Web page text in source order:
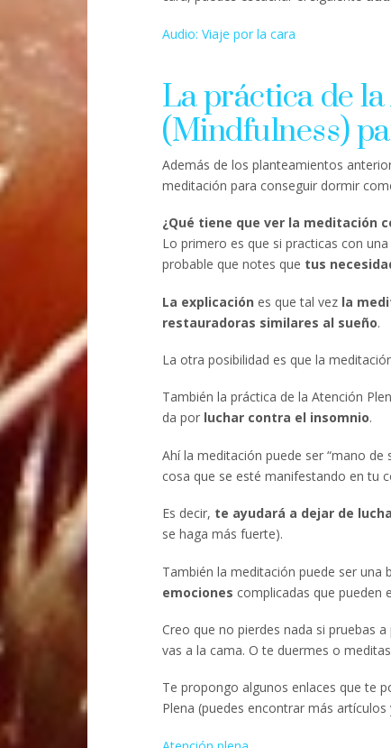
Audio: Viaje por la cara
La práctica de
(Mindfulness)
Además de los planteamientos
meditación para conseguir dormir
¿Qué tiene que ver la meditación
Lo primero es que si practicas con
probable que notes que tus
La explicación es que tal vez la
restauradoras similares al sueño.
La otra posibilidad es que la
También la práctica de la Atención
da por luchar contra el insomnio.
Ahí la meditación puede ser “mano
cosa que se esté manifestando en tu
Es decir, te ayudará a dejar de
se haga más fuerte).
También la meditación puede ser una
emociones complicadas que pueden
Creo que no pierdes nada si pruebas
vas a la cama. O te duermes o
Te propongo algunos enlaces que te
Plena (puedes encontrar más